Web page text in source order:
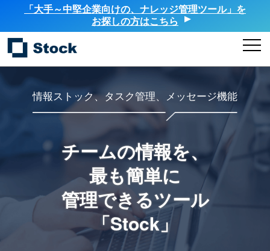
「大手～中堅企業向けの、ナレッジ管理ツール」を
お探しの方はこちら
情報ストック、タスク管理、メッセージ機能
チームの情報を、
最も簡単に
管理できるツール
「Stock」